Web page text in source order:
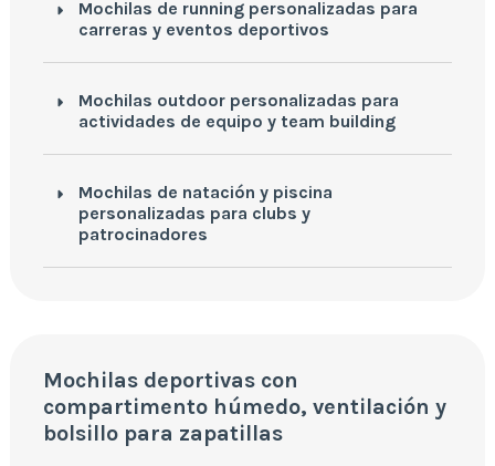
Mochilas de running personalizadas para
carreras y eventos deportivos
Mochilas outdoor personalizadas para
actividades de equipo y team building
Mochilas de natación y piscina
personalizadas para clubs y
patrocinadores
Mochilas deportivas con
compartimento húmedo, ventilación y
bolsillo para zapatillas